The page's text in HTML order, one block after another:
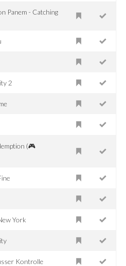
Panem - Catching
2
(🎮
York
Kontrolle